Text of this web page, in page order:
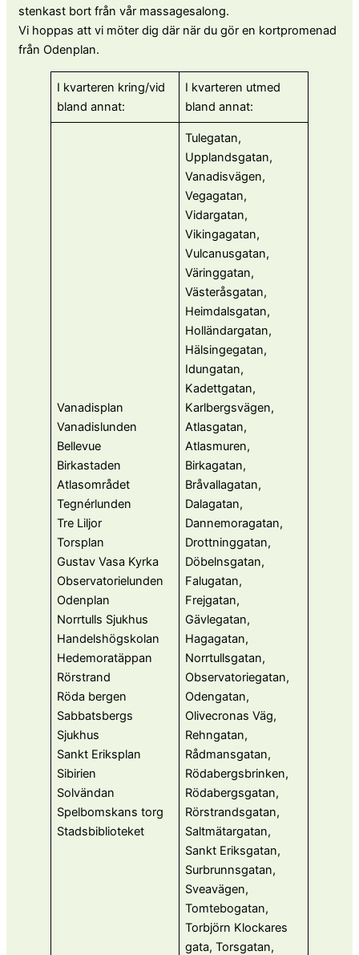
stenkast bort från vår massagesalong.
Vi hoppas att vi möter dig där när du gör en kortpromenad
från Odenplan.
I kvarteren kring/vid
bland annat:
I kvarteren utmed
bland annat:
Vanadisplan
Vanadislunden
Bellevue
Birkastaden
Atlasområdet
Tegnérlunden
Tre Liljor
Torsplan
Gustav Vasa Kyrka
Observatorielunden
Odenplan
Norrtulls Sjukhus
Handelshögskolan
Hedemoratäppan
Rörstrand
Röda bergen
Sabbatsbergs
Sjukhus
Sankt Eriksplan
Sibirien
Solvändan
Spelbomskans torg
Stadsbiblioteket
Tulegatan,
Upplandsgatan,
Vanadisvägen,
Vegagatan,
Vidargatan,
Vikingagatan,
Vulcanusgatan,
Väringgatan,
Västeråsgatan,
Heimdalsgatan,
Holländargatan,
Hälsingegatan,
Idungatan,
Kadettgatan,
Karlbergsvägen,
Atlasgatan,
Atlasmuren,
Birkagatan,
Bråvallagatan,
Dalagatan,
Dannemoragatan,
Drottninggatan,
Döbelnsgatan,
Falugatan,
Frejgatan,
Gävlegatan,
Hagagatan,
Norrtullsgatan,
Observatoriegatan,
Odengatan,
Olivecronas Väg,
Rehngatan,
Rådmansgatan,
Rödabergsbrinken,
Rödabergsgatan,
Rörstrandsgatan,
Saltmätargatan,
Sankt Eriksgatan,
Surbrunnsgatan,
Sveavägen,
Tomtebogatan,
Torbjörn Klockares
gata, Torsgatan,